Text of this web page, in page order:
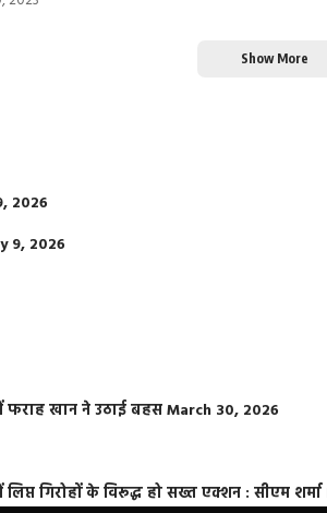
Show More
2026
9, 2026
खान ने उठाई बहसMarch 30, 2026
गिरोहों के विरूद्ध हो सख्त एक्शन : सीएम शर्मा